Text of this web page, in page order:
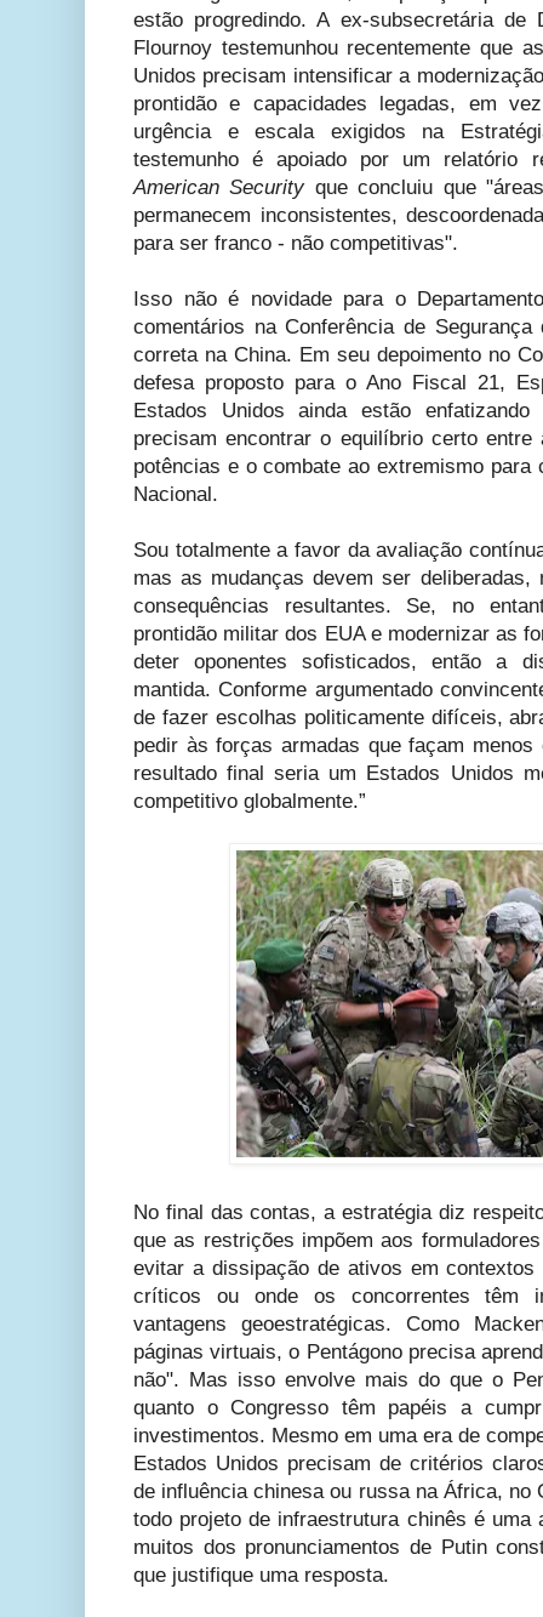
estão progredindo. A ex-subsecretária de
Flournoy testemunhou recentemente que
Unidos precisam intensificar a
prontidão e capacidades legadas, em
urgência e escala exigidos na
testemunho é apoiado por um relatório
American Securityque concluiu que
permanecem inconsistentes,
para ser franco - não competitivas".
Isso não é novidade para o
comentários na Conferência de
correta na China. Em seu depoimento no
defesa proposto para o Ano Fiscal 21,
Estados Unidos ainda estão
precisam encontrar o equilíbrio certo
potências e o combate ao extremismo
Nacional.
Sou totalmente a favor da avaliação
mas as mudanças devem ser deliberadas,
consequências resultantes. Se, no
prontidão militar dos EUA e modernizar as
deter oponentes sofisticados, então a
mantida. Conforme argumentado
de fazer escolhas politicamente difíceis,
pedir às forças armadas que façam
resultado final seria um Estados Unidos
competitivo globalmente.”
No final das contas, a estratégia diz
que as restrições impõem aos
evitar a dissipação de ativos em
críticos ou onde os concorrentes têm
vantagens geoestratégicas. Como
páginas virtuais, o Pentágono precisa
não". Mas isso envolve mais do que o
quanto o Congresso têm papéis a
investimentos. Mesmo em uma era de
Estados Unidos precisam de critérios
de influência chinesa ou russa na África, no
todo projeto de infraestrutura chinês é uma
muitos dos pronunciamentos de Putin
que justifique uma resposta.